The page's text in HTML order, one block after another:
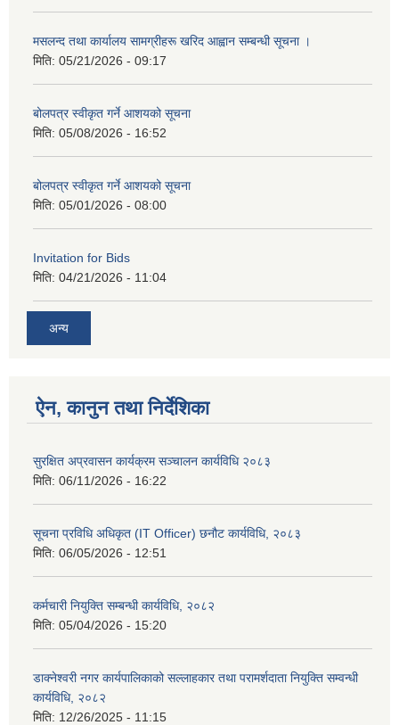
मसलन्द तथा कार्यालय सामग्रीहरू खरिद आह्वान सम्बन्धी सूचना ।
मिति: 05/21/2026 - 09:17
बोलपत्र स्वीकृत गर्ने आशयको सूचना
मिति: 05/08/2026 - 16:52
बोलपत्र स्वीकृत गर्ने आशयको सूचना
मिति: 05/01/2026 - 08:00
Invitation for Bids
मिति: 04/21/2026 - 11:04
अन्य
ऐन, कानुन तथा निर्देशिका
सुरक्षित अप्रवासन कार्यक्रम सञ्चालन कार्यविधि २०८३
मिति: 06/11/2026 - 16:22
सूचना प्रविधि अधिकृत (IT Officer) छनौट कार्यविधि, २०८३
मिति: 06/05/2026 - 12:51
कर्मचारी नियुक्ति सम्बन्धी कार्यविधि, २०८२
मिति: 05/04/2026 - 15:20
डाक्नेश्वरी नगर कार्यपालिकाको सल्लाहकार तथा परामर्शदाता नियुक्ति सम्वन्धी
कार्यविधि, २०८२
मिति: 12/26/2025 - 11:15